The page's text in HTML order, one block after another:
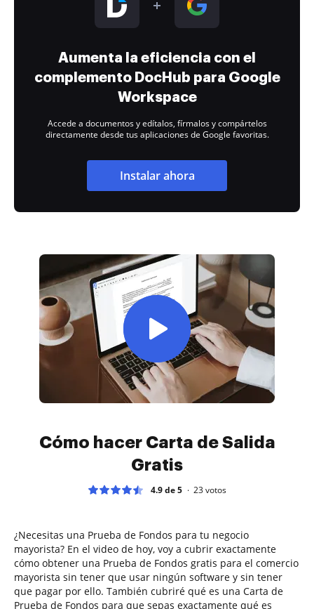
Aumenta la eficiencia con el
complemento DocHub para Google
Workspace
Accede a documentos y edítalos, fírmalos y compártelos
directamente desde tus aplicaciones de Google favoritas.
Instalar ahora
Cómo hacer Carta de Salida
Gratis
4.9 de 5 23votos
¿Necesitas una Prueba de Fondos para tu negocio
mayorista? En el video de hoy, voy a cubrir exactamente
cómo obtener una Prueba de Fondos gratis para el comercio
mayorista sin tener que usar ningún software y sin tener
que pagar por ello. También cubriré qué es una Carta de
Prueba de Fondos para que sepas exactamente qué es